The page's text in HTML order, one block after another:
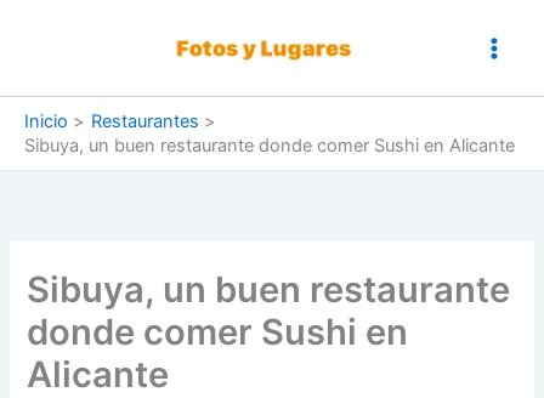
Inicio
Restaurantes
Sibuya, un buen restaurante donde comer Sushi en Alicante
Sibuya, un buen restaurante
donde comer Sushi en
Alicante